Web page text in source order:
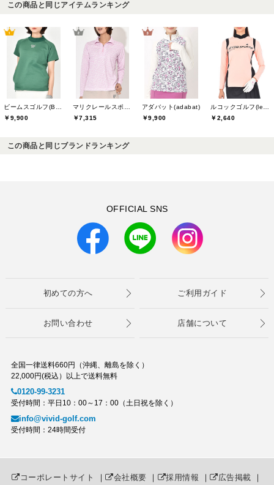
この商品と同じアイテムランキング
ビームスゴルフ(BEAMS GOLF)
￥9,900
マリクレールスポール(marie claire sport)
￥7,315
アダバット(adabat)
￥9,900
ルコックゴルフ(le coq GOLF)
￥2,640
この商品と同じブランドランキング
OFFICIAL SNS
初めての方へ ご利用ガイド
お問い合わせ 店舗について
全国一律送料660円（沖縄、離島を除く）
22,000円(税込）以上で送料無料
0120-99-3231
受付時間：平日10：00～17：00（土日祝を除く）
info@vivid-golf.com
受付時間：24時間受付
コーポレートサイト ｜ 会社概要 ｜ 採用情報 ｜ 広告掲載 ｜